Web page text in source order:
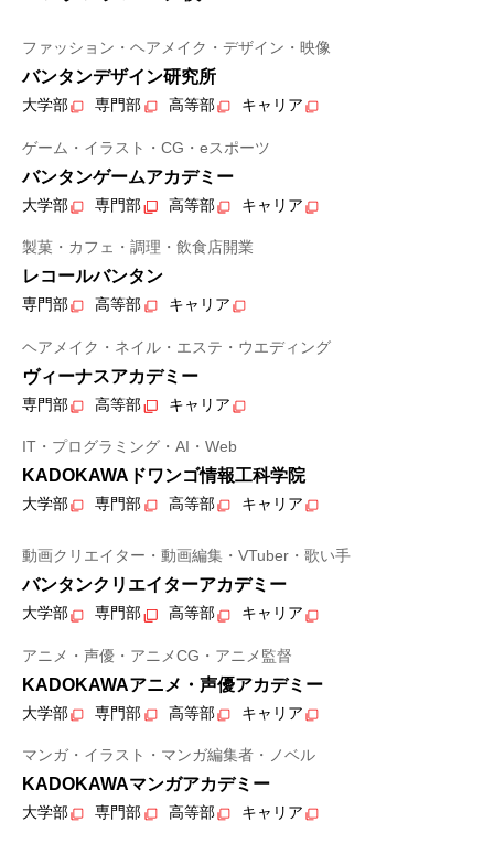
ファッション・ヘアメイク・デザイン・映像
バンタンデザイン研究所
大学部 専門部 高等部 キャリア
ゲーム・イラスト・CG・eスポーツ
バンタンゲームアカデミー
大学部 専門部 高等部 キャリア
製菓・カフェ・調理・飲食店開業
レコールバンタン
専門部 高等部 キャリア
ヘアメイク・ネイル・エステ・ウエディング
ヴィーナスアカデミー
専門部 高等部 キャリア
IT・プログラミング・AI・Web
KADOKAWAドワンゴ情報工科学院
大学部 専門部 高等部 キャリア
動画クリエイター・動画編集・VTuber・歌い手
バンタンクリエイターアカデミー
大学部 専門部 高等部 キャリア
アニメ・声優・アニメCG・アニメ監督
KADOKAWAアニメ・声優アカデミー
大学部 専門部 高等部 キャリア
マンガ・イラスト・マンガ編集者・ノベル
KADOKAWAマンガアカデミー
大学部 専門部 高等部 キャリア